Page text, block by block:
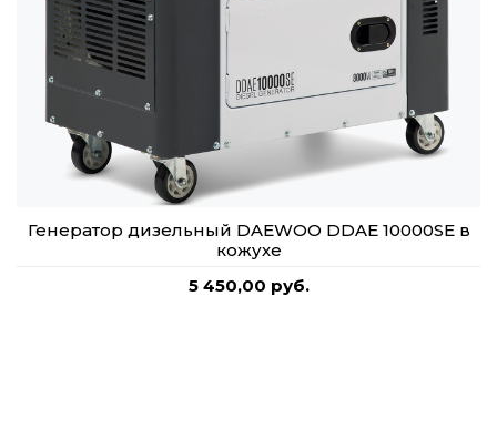
Генератор дизельный DAEWOO DDAE 10000SE в
кожухе
5 450,00 руб.